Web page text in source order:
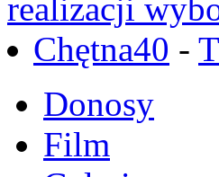
realizacji
Chętna40 -
Donosy
Film